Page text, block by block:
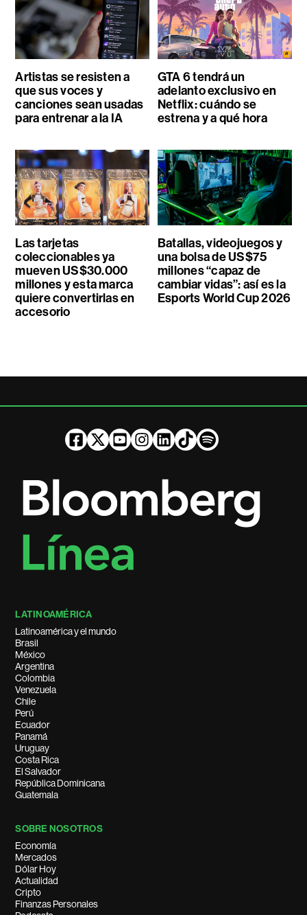
Artistas se resisten a
que sus voces y
canciones sean usadas
para entrenar a la IA
GTA 6 tendrá un
adelanto exclusivo en
Netflix: cuándo se
estrena y a qué hora
Las tarjetas
coleccionables ya
mueven US$30.000
millones y esta marca
quiere convertirlas en
accesorio
Batallas, videojuegos y
una bolsa de US$75
millones “capaz de
cambiar vidas”: así es la
Esports World Cup 2026
LATINOAMÉRICA
Latinoamérica y el mundo
Brasil
México
Argentina
Colombia
Venezuela
Chile
Perú
Ecuador
Panamá
Uruguay
Costa Rica
El Salvador
República Dominicana
Guatemala
SOBRE NOSOTROS
Economía
Mercados
Dólar Hoy
Actualidad
Cripto
Finanzas Personales